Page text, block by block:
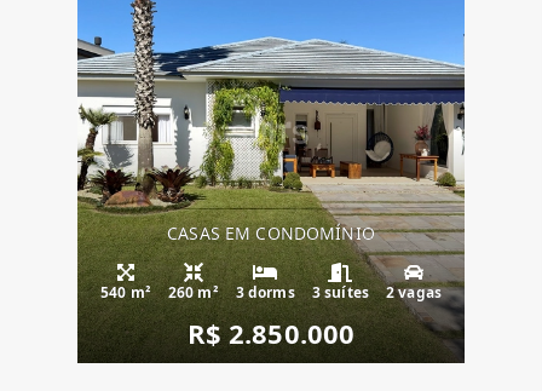
CASAS EM CONDOMÍNIO
540 m² 260 m² 3 dorms 3 suítes 2 vagas
R$ 2.850.000